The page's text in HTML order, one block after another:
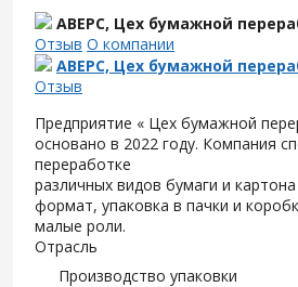
АВЕРС, Цех бумажной
Отзыв О компании
АВЕРС, Цех бумажной
Отзыв
Предприятие « Цех бумажной
основано в 2022 году. Компания
переработке
различных видов бумаги и
формат, упаковка в пачки и
малые роли.
Отрасль
Производство упаковки